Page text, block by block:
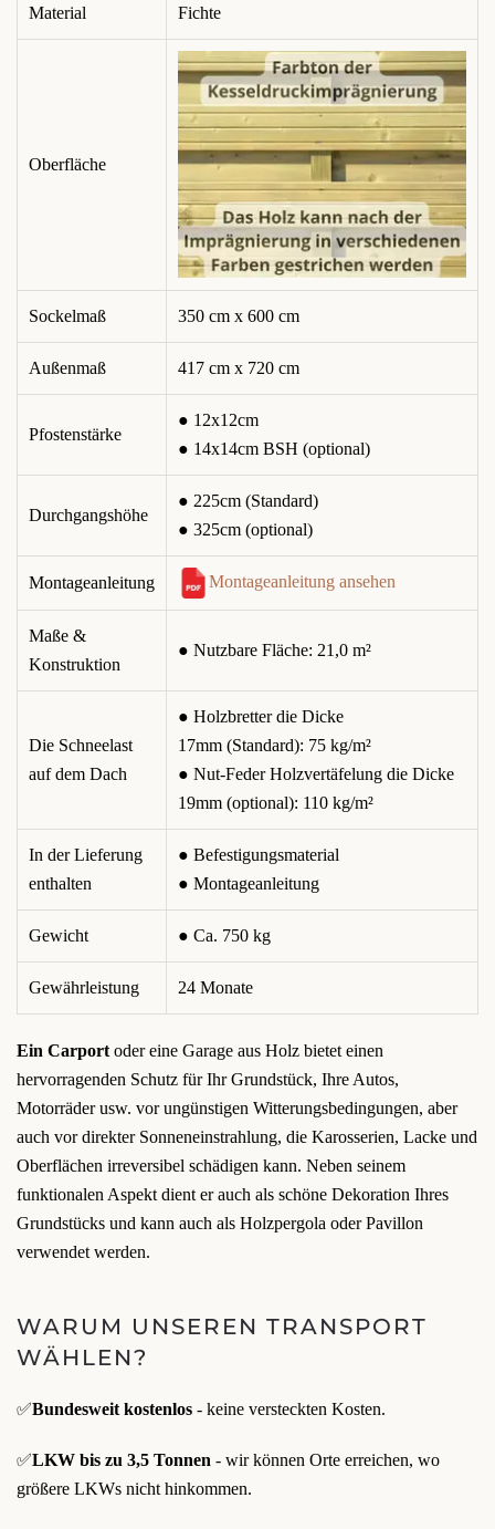
Material Fichte
Oberfläche
Sockelmaß 350 cm x 600 cm
Außenmaß 417 cm x 720 cm
Pfostenstärke
● 12x12cm
● 14x14cm BSH (optional)
Durchgangshöhe
● 225cm (Standard)
● 325cm (optional)
Montageanleitung Montageanleitung ansehen
Maße &
Konstruktion
● Nutzbare Fläche: 21,0 m²
Die Schneelast
auf dem Dach
● Holzbretter die Dicke
17mm (Standard): 75 kg/m²
● Nut-Feder Holzvertäfelung die Dicke
19mm (optional): 110 kg/m²
In der Lieferung
enthalten
● Befestigungsmaterial
● Montageanleitung
Gewicht ● Ca. 750 kg
Gewährleistung 24 Monate
Ein Carport oder eine Garage aus Holz bietet einen
hervorragenden Schutz für Ihr Grundstück, Ihre Autos,
Motorräder usw. vor ungünstigen Witterungsbedingungen, aber
auch vor direkter Sonneneinstrahlung, die Karosserien, Lacke und
Oberflächen irreversibel schädigen kann. Neben seinem
funktionalen Aspekt dient er auch als schöne Dekoration Ihres
Grundstücks und kann auch als Holzpergola oder Pavillon
verwendet werden.
WARUM UNSEREN TRANSPORT
WÄHLEN?
✅Bundesweit kostenlos - keine versteckten Kosten.
✅LKW bis zu 3,5 Tonnen - wir können Orte erreichen, wo
größere LKWs nicht hinkommen.